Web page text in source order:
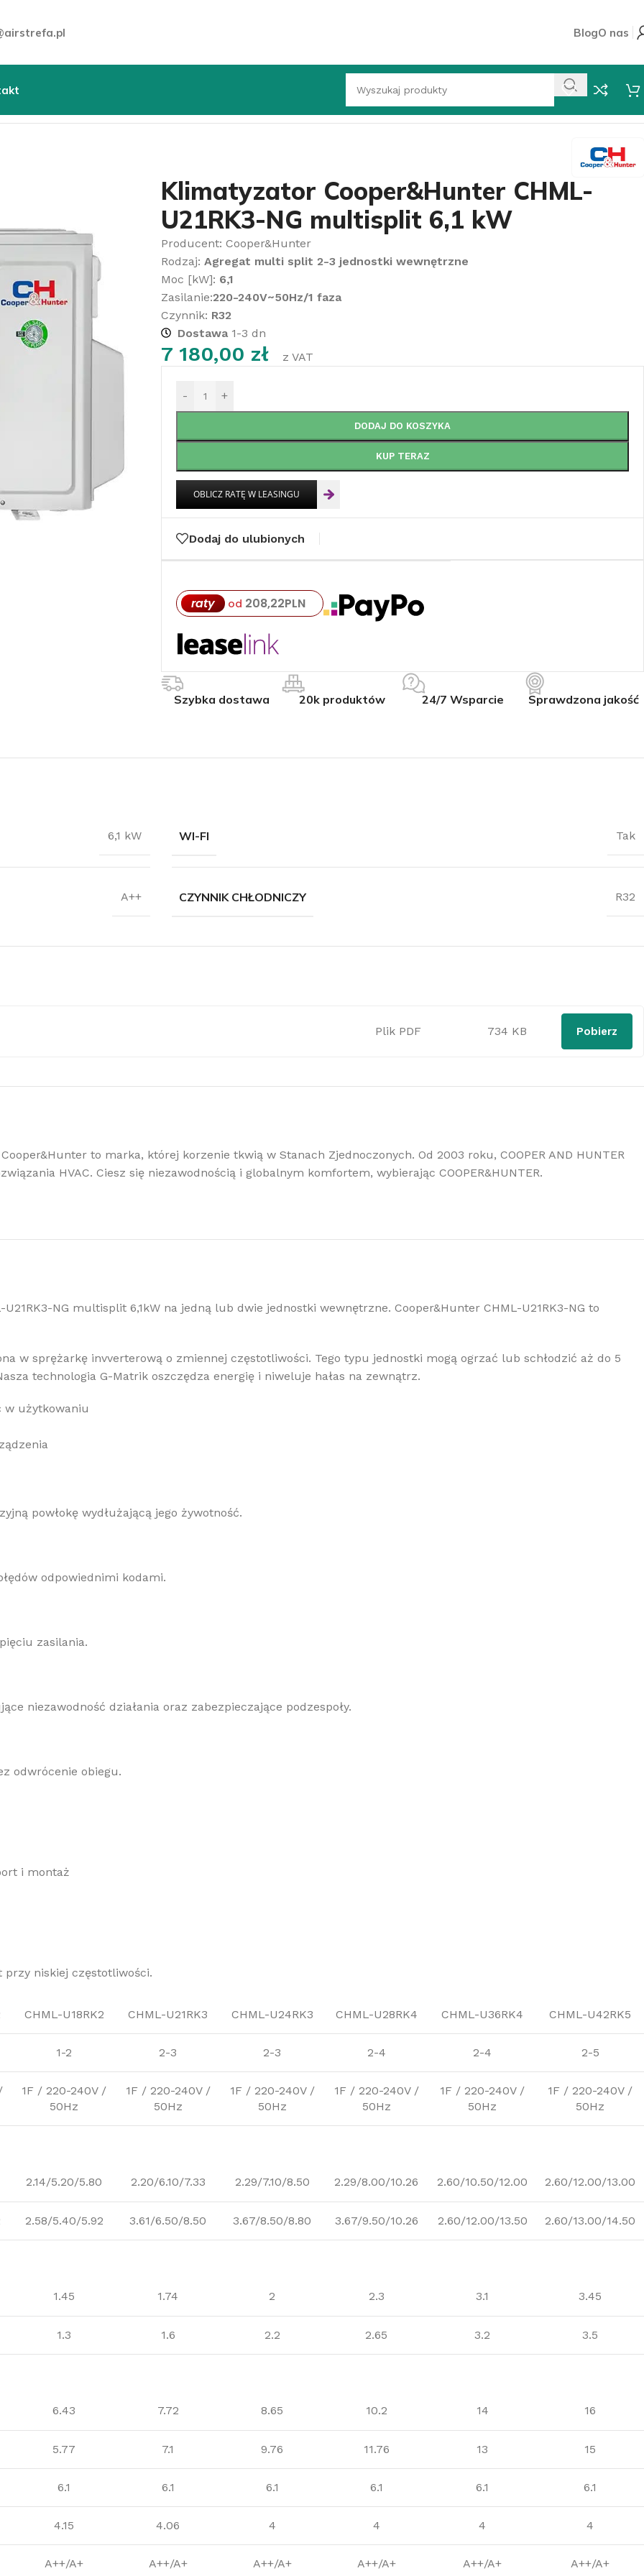
BlogO nas
Klimatyzator Cooper&Hunter CHML-U21RK3-NG multisplit 6,1 kW
Klimatyzator Cooper&Hunter CHML-
U21RK3-NG multisplit 6,1 kW
Producent: Cooper&Hunter
Rodzaj: Agregat multi split 2-3 jednostki wewnętrzne
Moc [kW]: 6,1
Zasilanie:220-240V~50Hz/1 faza
Czynnik: R32
Dostawa1-3 dn
7 180,00 zł z VAT
- +
DODAJ DO KOSZYKA
KUP TERAZ
Dodaj do ulubionych
raty od 208,22PLN
Szybka dostawa 20k produktów 24/7 Wsparcie Sprawdzona jakość
6,1 kW WI-FI Tak
A++ CZYNNIK CHŁODNICZY R32
Plik PDF 734 KB Pobierz
to marka, której korzenie tkwią w Stanach Zjednoczonych. Od 2003 roku, COOPER AND HUNTER
HVAC. Ciesz się niezawodnością i globalnym komfortem, wybierając COOPER&HUNTER.
U21RK3-NG multisplit 6,1kW na jedną lub dwie jednostki wewnętrzne. Cooper&Hunter CHML-U21RK3-NG to
w sprężarkę invverterową o zmiennej częstotliwości. Tego typu jednostki mogą ogrzać lub schłodzić aż do 5
technologia G-Matrik oszczędza energię i niweluje hałas na zewnątrz.
w użytkowaniu
powłokę wydłużającą jego żywotność.
odpowiednimi kodami.
zasilania.
niezawodność działania oraz zabezpieczające podzespoły.
odwrócenie obiegu.
i montaż
przy niskiej częstotliwości.
CHML-U18RK2 CHML-U21RK3 CHML-U24RK3 CHML-U28RK4 CHML-U36RK4 CHML-U42RK5
1-2 2-3 2-3 2-4 2-4 2-5
1F / 220-240V /
50Hz
1F / 220-240V /
50Hz
1F / 220-240V /
50Hz
1F / 220-240V /
50Hz
1F / 220-240V /
50Hz
1F / 220-240V /
50Hz
2.14/5.20/5.80 2.20/6.10/7.33 2.29/7.10/8.50 2.29/8.00/10.26 2.60/10.50/12.00 2.60/12.00/13.00
2.58/5.40/5.92 3.61/6.50/8.50 3.67/8.50/8.80 3.67/9.50/10.26 2.60/12.00/13.50 2.60/13.00/14.50
1.45 1.74 2 2.3 3.1 3.45
1.3 1.6 2.2 2.65 3.2 3.5
6.43 7.72 8.65 10.2 14 16
5.77 7.1 9.76 11.76 13 15
6.1 6.1 6.1 6.1 6.1 6.1
4.15 4.06 4 4 4 4
A++/A+ A++/A+ A++/A+ A++/A+ A++/A+ A++/A+